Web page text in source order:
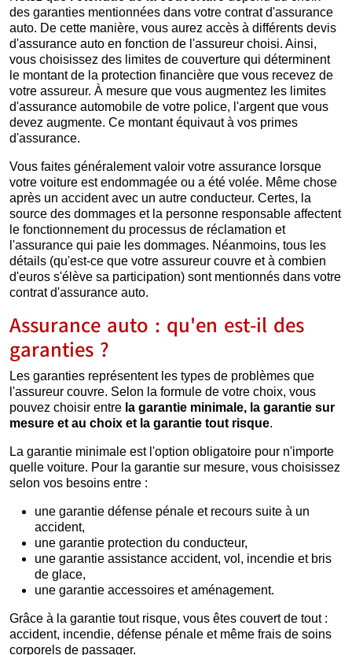
des garanties mentionnées dans votre contrat d'assurance
auto. De cette manière, vous aurez accès à différents devis
d'assurance auto en fonction de l'assureur choisi. Ainsi,
vous choisissez des limites de couverture qui déterminent
le montant de la protection financière que vous recevez de
votre assureur. À mesure que vous augmentez les limites
d'assurance automobile de votre police, l'argent que vous
devez augmente. Ce montant équivaut à vos primes
d'assurance.
Vous faites généralement valoir votre assurance lorsque
votre voiture est endommagée ou a été volée. Même chose
après un accident avec un autre conducteur. Certes, la
source des dommages et la personne responsable affectent
le fonctionnement du processus de réclamation et
l'assurance qui paie les dommages. Néanmoins, tous les
détails (qu'est-ce que votre assureur couvre et à combien
d'euros s'élève sa participation) sont mentionnés dans votre
contrat d'assurance auto.
Assurance auto : qu'en est-il des
garanties ?
Les garanties représentent les types de problèmes que
l'assureur couvre. Selon la formule de votre choix, vous
pouvez choisir entre la garantie minimale, la garantie sur
mesure et au choix et la garantie tout risque.
La garantie minimale est l'option obligatoire pour n'importe
quelle voiture. Pour la garantie sur mesure, vous choisissez
selon vos besoins entre :
une garantie défense pénale et recours suite à un
accident,
une garantie protection du conducteur,
une garantie assistance accident, vol, incendie et bris
de glace,
une garantie accessoires et aménagement.
Grâce à la garantie tout risque, vous êtes couvert de tout :
accident, incendie, défense pénale et même frais de soins
corporels de passager.